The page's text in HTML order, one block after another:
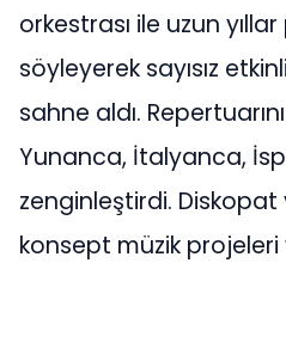
orkestrası ile uzun
söyleyerek sayısız
sahne aldı.
Yunanca, İtalyanca,
zenginleştirdi. Diskopat
konsept müzik projeleri